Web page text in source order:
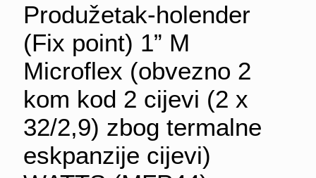
Produžetak-holender
(Fix point) 1” M
Microflex (obvezno 2
kom kod 2 cijevi (2 x
32/2,9) zbog termalne
eskpanzije cijevi)